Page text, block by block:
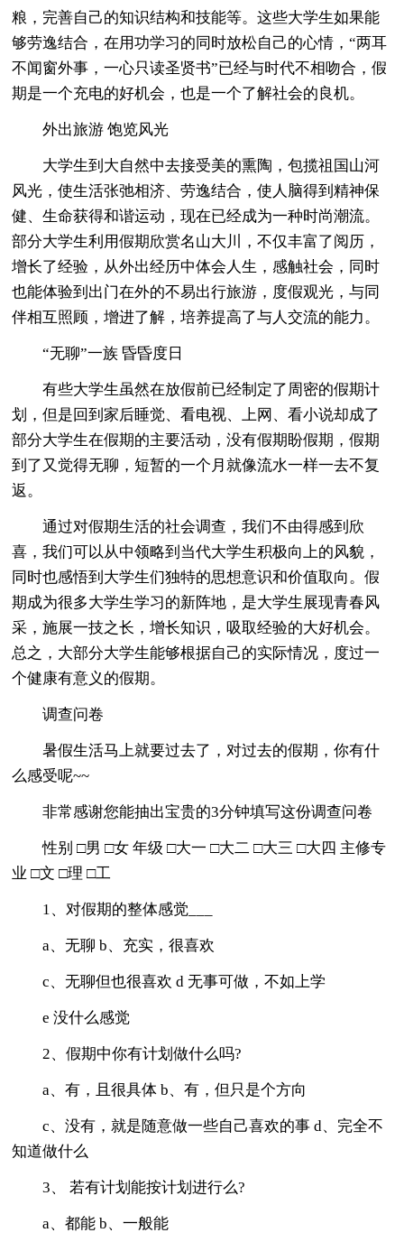
粮，完善自己的知识结构和技能等。这些大学生如果能
够劳逸结合，在用功学习的同时放松自己的心情，“两耳
不闻窗外事，一心只读圣贤书”已经与时代不相吻合，假
期是一个充电的好机会，也是一个了解社会的良机。
外出旅游 饱览风光
大学生到大自然中去接受美的熏陶，包揽祖国山河
风光，使生活张弛相济、劳逸结合，使人脑得到精神保
健、生命获得和谐运动，现在已经成为一种时尚潮流。
部分大学生利用假期欣赏名山大川，不仅丰富了阅历，
增长了经验，从外出经历中体会人生，感触社会，同时
也能体验到出门在外的不易出行旅游，度假观光，与同
伴相互照顾，增进了解，培养提高了与人交流的能力。
“无聊”一族 昏昏度日
有些大学生虽然在放假前已经制定了周密的假期计
划，但是回到家后睡觉、看电视、上网、看小说却成了
部分大学生在假期的主要活动，没有假期盼假期，假期
到了又觉得无聊，短暂的一个月就像流水一样一去不复
返。
通过对假期生活的社会调查，我们不由得感到欣
喜，我们可以从中领略到当代大学生积极向上的风貌，
同时也感悟到大学生们独特的思想意识和价值取向。假
期成为很多大学生学习的新阵地，是大学生展现青春风
采，施展一技之长，增长知识，吸取经验的大好机会。
总之，大部分大学生能够根据自己的实际情况，度过一
个健康有意义的假期。
调查问卷
暑假生活马上就要过去了，对过去的假期，你有什
么感受呢~~
非常感谢您能抽出宝贵的3分钟填写这份调查问卷
性别 □男 □女 年级 □大一 □大二 □大三 □大四 主修专
业 □文 □理 □工
1、对假期的整体感觉___
a、无聊 b、充实，很喜欢
c、无聊但也很喜欢 d 无事可做，不如上学
e 没什么感觉
2、假期中你有计划做什么吗?
a、有，且很具体 b、有，但只是个方向
c、没有，就是随意做一些自己喜欢的事 d、完全不
知道做什么
3、 若有计划能按计划进行么?
a、都能 b、一般能